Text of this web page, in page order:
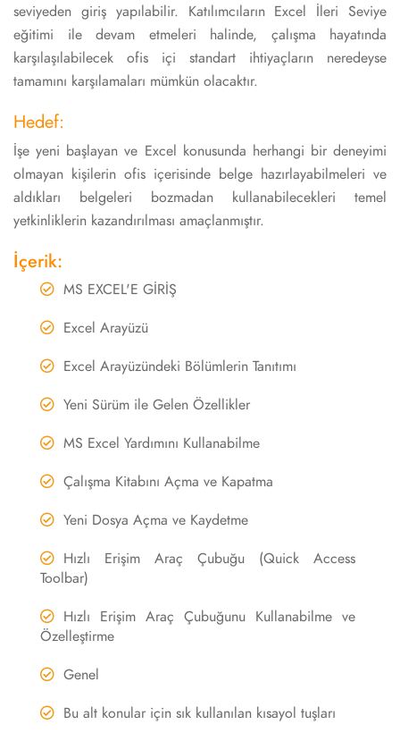
seviyeden giriş yapılabilir. Katılımcıların Excel İleri Seviye
eğitimi ile devam etmeleri halinde, çalışma hayatında
karşılaşılabilecek ofis içi standart ihtiyaçların neredeyse
tamamını karşılamaları mümkün olacaktır.
Hedef:
İşe yeni başlayan ve Excel konusunda herhangi bir deneyimi
olmayan kişilerin ofis içerisinde belge hazırlayabilmeleri ve
aldıkları belgeleri bozmadan kullanabilecekleri temel
yetkinliklerin kazandırılması amaçlanmıştır.
İçerik:
MS EXCEL'E GİRİŞ
Excel Arayüzü
Excel Arayüzündeki Bölümlerin Tanıtımı
Yeni Sürüm ile Gelen Özellikler
MS Excel Yardımını Kullanabilme
Çalışma Kitabını Açma ve Kapatma
Yeni Dosya Açma ve Kaydetme
Hızlı Erişim Araç Çubuğu (Quick Access
Toolbar)
Hızlı Erişim Araç Çubuğunu Kullanabilme ve
Özelleştirme
Genel
Bu alt konular için sık kullanılan kısayol tuşları